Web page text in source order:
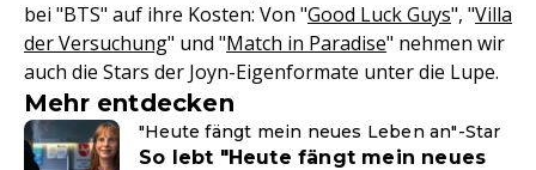
bei "BTS" auf ihre Kosten: Von "Good Luck Guys", "Villa
der Versuchung" und "Match in Paradise" nehmen wir
auch die Stars der Joyn-Eigenformate unter die Lupe.
Mehr entdecken
"Heute fängt mein neues Leben an"-Star
So lebt "Heute fängt mein neues